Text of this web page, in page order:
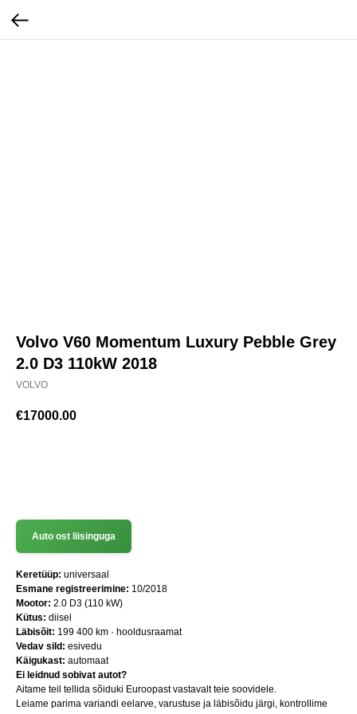
Volvo V60 Momentum Luxury Pebble Grey
2.0 D3 110kW 2018
VOLVO
€17000.00
Auto ost liisinguga
Keretüüp: universaal
Esmane registreerimine: 10/2018
Mootor: 2.0 D3 (110 kW)
Kütus: diisel
Läbisõit: 199 400 km · hooldusraamat
Vedav sild: esivedu
Käigukast: automaat
Ei leidnud sobivat autot?
Aitame teil tellida sõiduki Euroopast vastavalt teie soovidele.
Leiame parima variandi eelarve, varustuse ja läbisõidu järgi, kontrollime